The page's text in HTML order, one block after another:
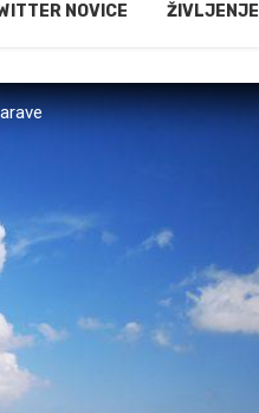
NOVICE ŽIVLJENJE